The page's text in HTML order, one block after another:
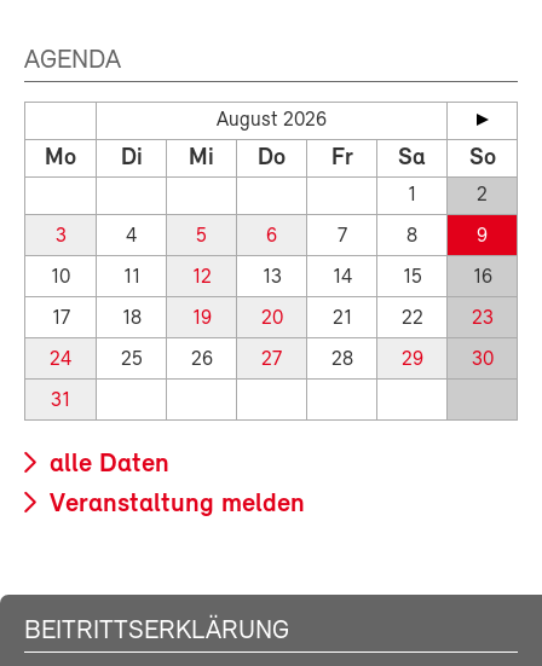
AGENDA
August 2026
Mo Di Mi Do Fr Sa So
1
2
3
4 5 6 7 8
9
10
11 12 13 14 15
16
17
18 19 20 21 22
23
24
25 26 27 28 29
30
31
alle Daten
Veranstaltung melden
BEITRITTSERKLÄRUNG